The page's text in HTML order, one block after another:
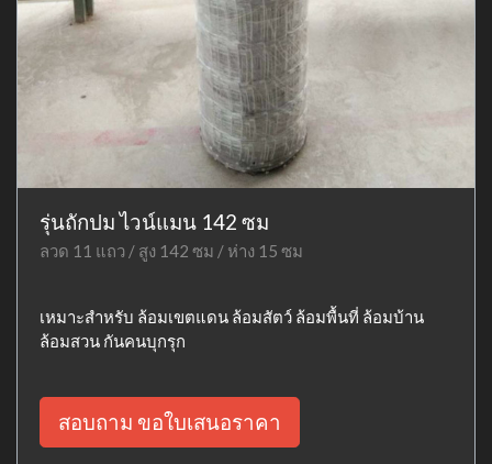
รุ่นถักปม ไวน์แมน 142 ซม
ลวด 11 แถว / สูง 142 ซม / ห่าง 15 ซม
เหมาะสำหรับ ล้อมเขตแดน ล้อมสัตว์ ล้อมพื้นที่ ล้อมบ้าน
ล้อมสวน กันคนบุกรุก
สอบถาม ขอใบเสนอราคา